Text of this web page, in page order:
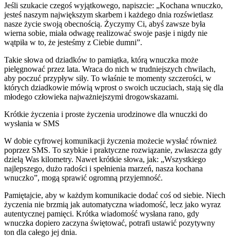
Jeśli szukacie czegoś wyjątkowego, napiszcie: „Kochana wnuczko,
jesteś naszym największym skarbem i każdego dnia rozświetlasz
nasze życie swoją obecnością. Życzymy Ci, abyś zawsze była
wierna sobie, miała odwagę realizować swoje pasje i nigdy nie
wątpiła w to, że jesteśmy z Ciebie dumni”.
Takie słowa od dziadków to pamiątka, którą wnuczka może
pielęgnować przez lata. Wraca do nich w trudniejszych chwilach,
aby poczuć przypływ siły. To właśnie te momenty szczerości, w
których dziadkowie mówią wprost o swoich uczuciach, stają się dla
młodego człowieka najważniejszymi drogowskazami.
Krótkie życzenia i proste życzenia urodzinowe dla wnuczki do
wysłania w SMS
W dobie cyfrowej komunikacji życzenia możecie wysłać również
poprzez SMS. To szybkie i praktyczne rozwiązanie, zwłaszcza gdy
dzielą Was kilometry. Nawet krótkie słowa, jak: „Wszystkiego
najlepszego, dużo radości i spełnienia marzeń, nasza kochana
wnuczko”, mogą sprawić ogromną przyjemność.
Pamiętajcie, aby w każdym komunikacie dodać coś od siebie. Niech
życzenia nie brzmią jak automatyczna wiadomość, lecz jako wyraz
autentycznej pamięci. Krótka wiadomość wysłana rano, gdy
wnuczka dopiero zaczyna świętować, potrafi ustawić pozytywny
ton dla całego jej dnia.